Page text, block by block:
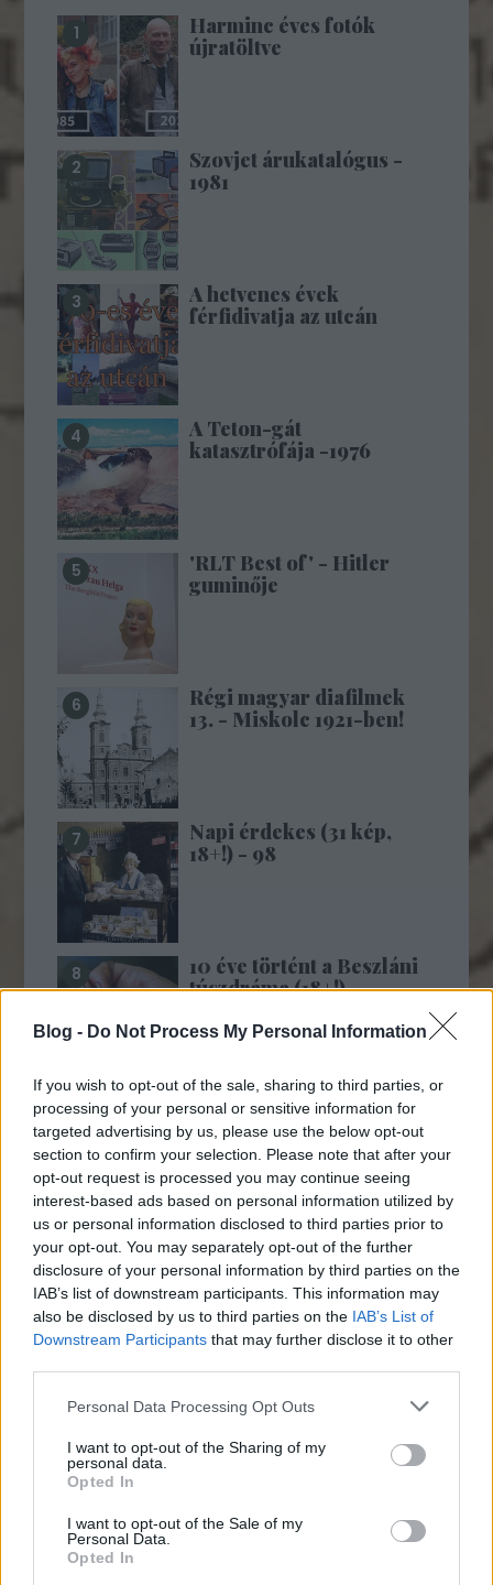
Blog - Do Not Process My Personal Information
If you wish to opt-out of the sale, sharing to third parties, or
processing of your personal or sensitive information for
targeted advertising by us, please use the below opt-out
section to confirm your selection. Please note that after your
opt-out request is processed you may continue seeing
interest-based ads based on personal information utilized by
us or personal information disclosed to third parties prior to
your opt-out. You may separately opt-out of the further
disclosure of your personal information by third parties on the
IAB’s list of downstream participants. This information may
also be disclosed by us to third parties on the IAB’s List of
Downstream Participants that may further disclose it to other
Please note that this website/app uses one or more Google
not limited to your visit or usage behaviour. You may click to
grant or deny consent to Google and its third-party tags to
use your data for below specified purposes in below Google
consent section.
Personal Data Processing Opt Outs
I want to opt-out of the Sharing of my
personal data.
Opted In
I want to opt-out of the Sale of my
Personal Data.
Opted In
Harminc éves fotók
újratöltve
Szovjet árukatalógus -
1981
A hetvenes évek
férfidivatja az utcán
A Teton-gát
katasztrófája -1976
'RLT Best of' - Hitler
guminője
Régi magyar diafilmek
13. - Miskolc 1921-ben!
Napi érdekes (31 kép,
18+!) - 98
10 éve történt a Beszláni
túszdráma (18+!)
Bakancslistás kaland - 1.
rész
Napi érdekes - 261
MTI-rövidek: